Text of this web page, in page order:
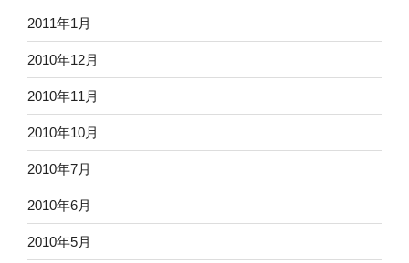
2011年1月
2010年12月
2010年11月
2010年10月
2010年7月
2010年6月
2010年5月